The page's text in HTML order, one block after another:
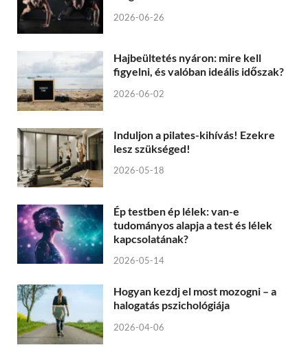
2026-06-26
Hajbeültetés nyáron: mire kell
figyelni, és valóban ideális időszak?
2026-06-02
Induljon a pilates-kihívás! Ezekre
lesz szükséged!
2026-05-18
Ép testben ép lélek: van-e
tudományos alapja a test és lélek
kapcsolatának?
2026-05-14
Hogyan kezdj el most mozogni – a
halogatás pszichológiája
2026-04-06